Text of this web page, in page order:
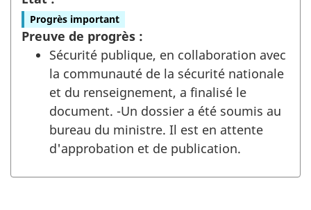
Progrès important
Preuve de progrès :
Sécurité publique, en collaboration avec
la communauté de la sécurité nationale
et du renseignement, a finalisé le
document. -Un dossier a été soumis au
bureau du ministre. Il est en attente
d'approbation et de publication.